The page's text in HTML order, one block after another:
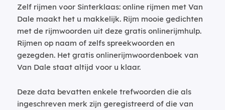
Zelf rijmen voor Sinterklaas: online rijmen met Van
Dale maakt het u makkelijk. Rijm mooie gedichten
met de rijmwoorden uit deze gratis onlinerijmhulp.
Rijmen op naam of zelfs spreekwoorden en
gezegden. Het gratis onlinerijmwoordenboek van
Van Dale staat altijd voor u klaar.
Deze data bevatten enkele trefwoorden die als
ingeschreven merk zijn geregistreerd of die van